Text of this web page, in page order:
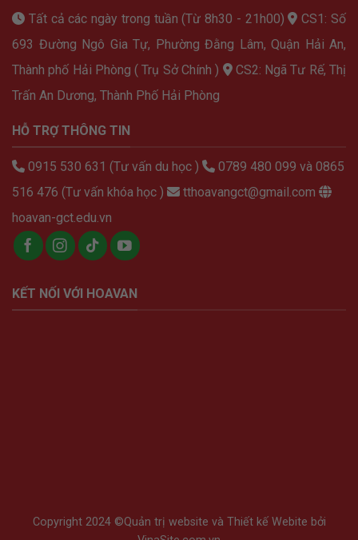
Tất cả các ngày trong tuần (Từ 8h30 - 21h00)
CS1: Số
693 Đường Ngô Gia Tự, Phường Đằng Lâm, Quận Hải An,
Thành phố Hải Phòng ( Trụ Sở Chính )
CS2: Ngã Tư Rế, Thị
Trấn An Dương, Thành Phố Hải Phòng
HỖ TRỢ THÔNG TIN
0915 530 631 (Tư vấn du học )
0789 480 099 và 0865
516 476 (Tư vấn khóa học )
tthoavangct@gmail.com
hoavan-gct.edu.vn
KẾT NỐI VỚI HOAVAN
Copyright 2024 ©Quản trị website và Thiết kế Webite bởi